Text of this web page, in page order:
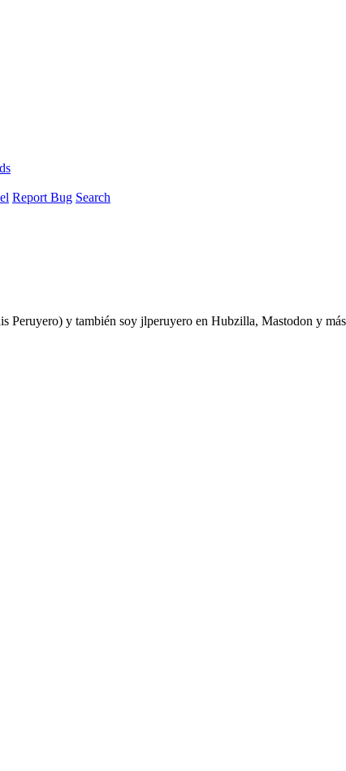
Report Bug Search
Peruyero) y también soy jlperuyero en Hubzilla, Mastodon y